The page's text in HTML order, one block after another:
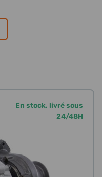
En stock, livré sous
24/48H